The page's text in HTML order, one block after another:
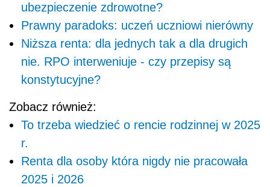
ubezpieczenie zdrowotne?
Prawny paradoks: uczeń uczniowi nierówny
Niższa renta: dla jednych tak a dla drugich
nie. RPO interweniuje - czy przepisy są
konstytucyjne?
Zobacz również:
To trzeba wiedzieć o rencie rodzinnej w 2025
r.
Renta dla osoby która nigdy nie pracowała
2025 i 2026